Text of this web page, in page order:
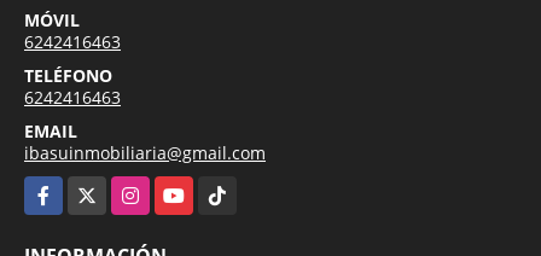
MÓVIL
6242416463
TELÉFONO
6242416463
EMAIL
ibasuinmobiliaria@gmail.com
Facebook
InstagramYouTubeTikTok